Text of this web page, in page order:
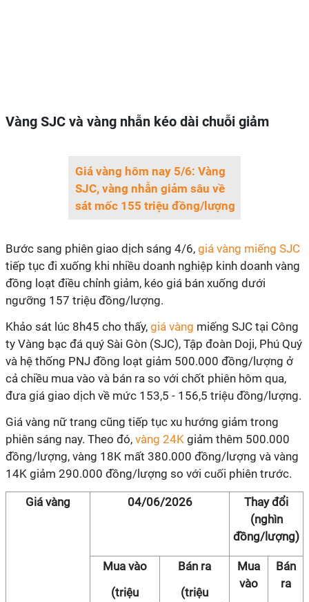
Vàng SJC và vàng nhẫn kéo dài chuỗi giảm
Giá vàng hôm nay 5/6: Vàng
SJC, vàng nhẫn giảm sâu về
sát mốc 155 triệu đồng/lượng
Bước sang phiên giao dịch sáng 4/6, giá vàng miếng SJC
tiếp tục đi xuống khi nhiều doanh nghiệp kinh doanh vàng
đồng loạt điều chỉnh giảm, kéo giá bán xuống dưới
ngưỡng 157 triệu đồng/lượng.
Khảo sát lúc 8h45 cho thấy, giá vàng miếng SJC tại Công
ty Vàng bạc đá quý Sài Gòn (SJC), Tập đoàn Doji, Phú Quý
và hệ thống PNJ đồng loạt giảm 500.000 đồng/lượng ở
cả chiều mua vào và bán ra so với chốt phiên hôm qua,
đưa giá giao dịch về mức 153,5 - 156,5 triệu đồng/lượng.
Giá vàng nữ trang cũng tiếp tục xu hướng giảm trong
phiên sáng nay. Theo đó, vàng 24K giảm thêm 500.000
đồng/lượng, vàng 18K mất 380.000 đồng/lượng và vàng
14K giảm 290.000 đồng/lượng so với cuối phiên trước.
Giá vàng 04/06/2026
Thay đổi
(nghìn
đồng/lượng)
Mua vào
(triệu
Bán ra
(triệu
Mua
vào
Bán
ra